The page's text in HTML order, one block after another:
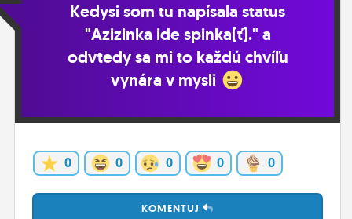
ČINŽIAK
FÓRUM
STATUSY
ĽUDIA
Kedysi som tu napísala status
"Azizinka ide spinka(ť)." a
odvtedy sa mi to každú chvíľu
vynára v mysli
0 0 0 0 0
KOMENTUJ